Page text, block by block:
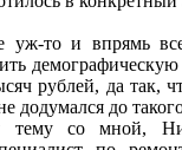
уж-то и впрямь
рублей, да так,
додумался до
тему со мной,